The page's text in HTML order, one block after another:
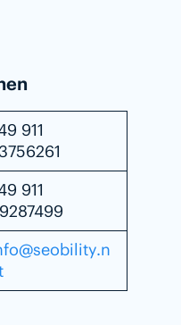
911
911